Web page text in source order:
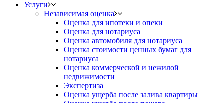
Услуги
Независимая оценка
Оценка для ипотеки и опеки
Оценка для нотариуса
Оценка автомобиля для нотариуса
Оценка стоимости ценных бумаг для
нотариуса
Оценка коммерческой и нежилой
недвижимости
Экспертиза
Оценка ущерба после залива квартиры